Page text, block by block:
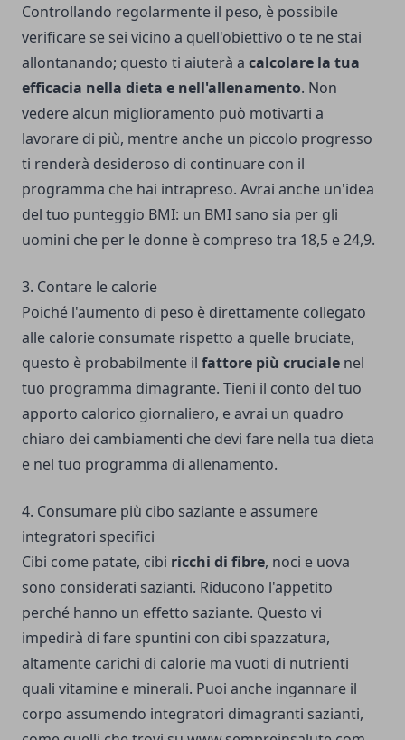
Controllando regolarmente il peso, è possibile
verificare se sei vicino a quell'obiettivo o te ne stai
allontanando; questo ti aiuterà a calcolare la tua
efficacia nella dieta e nell'allenamento. Non
vedere alcun miglioramento può motivarti a
lavorare di più, mentre anche un piccolo progresso
ti renderà desideroso di continuare con il
programma che hai intrapreso. Avrai anche un'idea
del tuo punteggio BMI: un BMI sano sia per gli
uomini che per le donne è compreso tra 18,5 e 24,9.
3. Contare le calorie
Poiché l'aumento di peso è direttamente collegato
alle calorie consumate rispetto a quelle bruciate,
questo è probabilmente il fattore più cruciale nel
tuo programma dimagrante. Tieni il conto del tuo
apporto calorico giornaliero, e avrai un quadro
chiaro dei cambiamenti che devi fare nella tua dieta
e nel tuo programma di allenamento.
4. Consumare più cibo saziante e assumere
integratori specifici
Cibi come patate, cibi ricchi di fibre, noci e uova
sono considerati sazianti. Riducono l'appetito
perché hanno un effetto saziante. Questo vi
impedirà di fare spuntini con cibi spazzatura,
altamente carichi di calorie ma vuoti di nutrienti
quali vitamine e minerali. Puoi anche ingannare il
corpo assumendo integratori dimagranti sazianti,